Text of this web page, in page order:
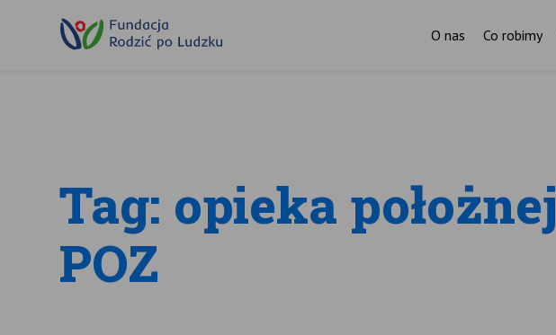
O nas Co robimy
Tag: opieka położnej
POZ